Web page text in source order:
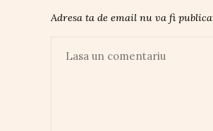
Adresa ta de email nu va fi